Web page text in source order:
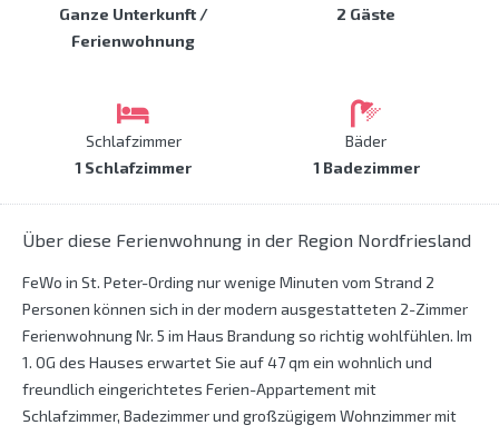
Ganze Unterkunft /
Ferienwohnung
2 Gäste
Schlafzimmer
1 Schlafzimmer
Bäder
1 Badezimmer
Über diese Ferienwohnung in der Region Nordfriesland
FeWo in St. Peter-Ording nur wenige Minuten vom Strand 2
Personen können sich in der modern ausgestatteten 2-Zimmer
Ferienwohnung Nr. 5 im Haus Brandung so richtig wohlfühlen. Im
1. OG des Hauses erwartet Sie auf 47 qm ein wohnlich und
freundlich eingerichtetes Ferien-Appartement mit
Schlafzimmer, Badezimmer und großzügigem Wohnzimmer mit